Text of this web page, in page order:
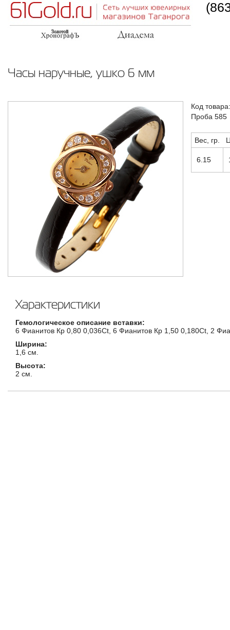
Часы наручные, ушко 6 мм
Код
Проба 585
Вес, гр.
6.15
Характеристики
Гемологическое описание вставки:
6 Фианитов Кр 0,80 0,036Ct, 6 Фианитов Кр 1,50 0,180Ct, 2
Ширина:
1,6 см.
Высота:
2 см.